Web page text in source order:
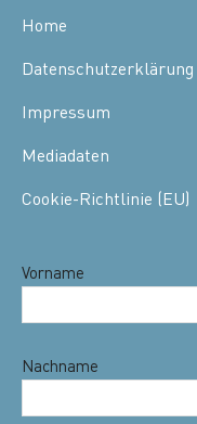
Home
Datenschutzerklärung
Impressum
Mediadaten
Cookie-Richtlinie (EU)
Vorname
Nachname